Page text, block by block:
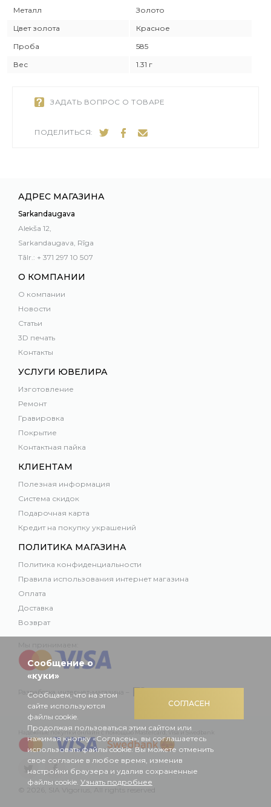
Металл
Золото
Цвет золота
Красное
Проба
585
Вес
1.31 г
ЗАДАТЬ ВОПРОС О ТОВАРЕ
ПОДЕЛИТЬСЯ:
АДРЕС МАГАЗИНА
Sarkandaugava
Alekša 12,
Sarkandaugava, Rīga
Tālr.: + 371 297 10 507
О КОМПАНИИ
О компании
Новости
Статьи
3D печать
Контакты
УСЛУГИ ЮВЕЛИРА
Изготовление
Ремонт
Гравировка
Покрытие
Контактная пайка
КЛИЕНТАМ
Полезная информация
Система скидок
Подарочная карта
Кредит на покупку украшений
ПОЛИТИКА МАГАЗИНА
Политика конфиденциальности
Правила использования интернет магазина
Оплата
Доставка
Возврат
Разработка интернет-магазина –
Надежные покупки онлайн с помощью Mastercard, Visa и Swedbank
СОГЛАСЕН
Сообщение о
«куки»
Сообщаем, что на этом
сайте используются
файлы cookie.
Продолжая пользоваться этим сайтом или
нажимая кнопку «Согласен», вы соглашаетесь
использовать файлы cookie. Вы можете отменить
свое согласие в любое время, изменив
настройки браузера и удалив сохраненные
файлы cookie. Узнать подробнее